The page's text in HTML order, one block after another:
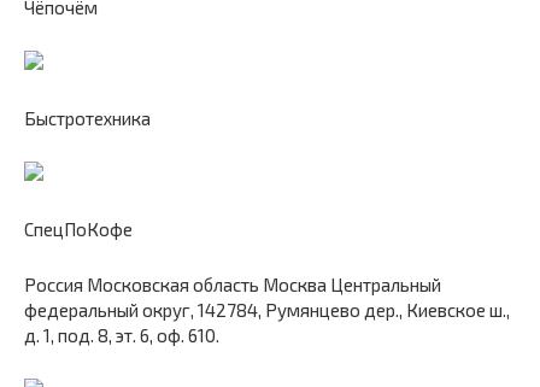
Чёпочём
Быстротехника
СпецПоКофе
Россия Московская область Москва Центральный
федеральный округ, 142784, Румянцево дер., Киевское ш.,
д. 1, под. 8, эт. 6, оф. 610.